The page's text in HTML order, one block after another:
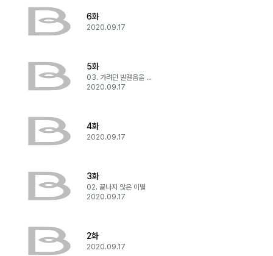
6화
2020.09.17
5화
03. 가려던 발걸음을 돌려서
2020.09.17
4화
2020.09.17
3화
02. 끝나지 않은 이별
2020.09.17
2화
2020.09.17